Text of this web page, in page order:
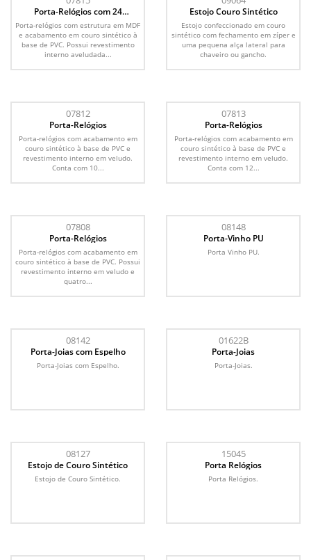
Porta-Relógios com 24
Divisórias
Porta-relógios com estrutura em MDF
e acabamento em couro sintético à
base de PVC. Possui revestimento
interno aveludada...
Estojo Couro Sintético
Estojo confeccionado em couro
sintético com fechamento em zíper e
uma pequena alça lateral para
chaveiro ou gancho.
07812
Porta-Relógios
Porta-relógios com acabamento em
couro sintético à base de PVC e
revestimento interno em veludo.
Conta com 10...
07813
Porta-Relógios
Porta-relógios com acabamento em
couro sintético à base de PVC e
revestimento interno em veludo.
Conta com 12...
07808
Porta-Relógios
Porta-relógios com acabamento em
couro sintético à base de PVC. Possui
revestimento interno em veludo e
quatro...
08148
Porta-Vinho PU
Porta Vinho PU.
08142
Porta-Joias com Espelho
Porta-Joias com Espelho.
01622B
Porta-Joias
Porta-Joias.
08127
Estojo de Couro Sintético
Estojo de Couro Sintético.
15045
Porta Relógios
Porta Relógios.